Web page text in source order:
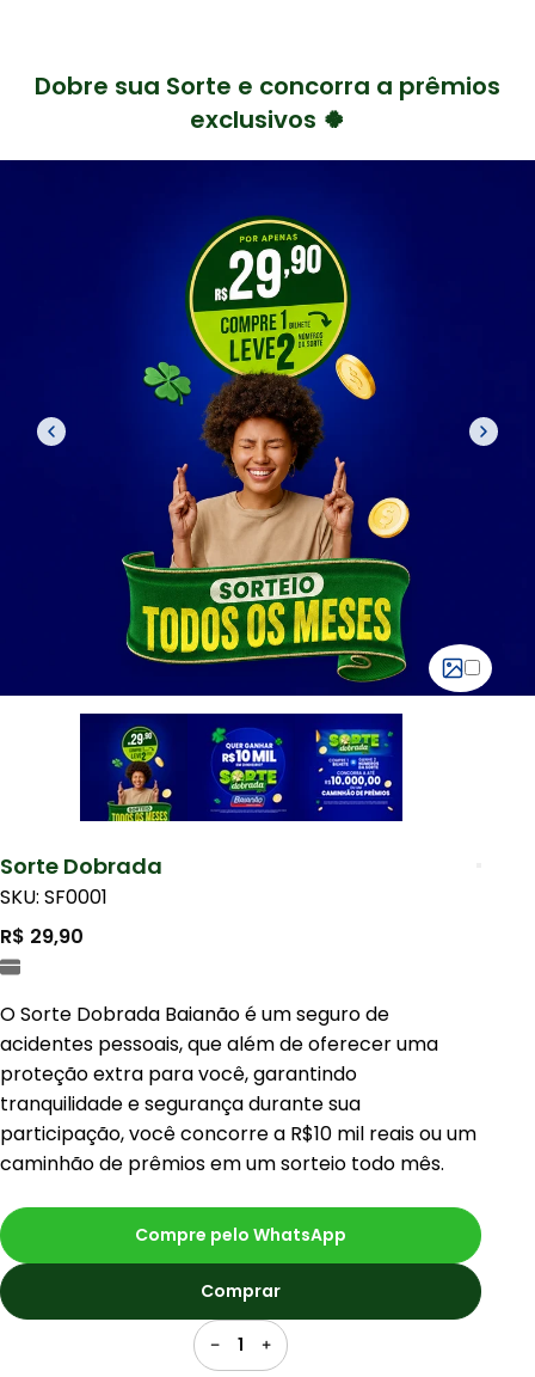
Dobre sua Sorte e concorra a prêmios
exclusivos 🍀
Sorte Dobrada
SKU: SF0001
R$ 29,90
O Sorte Dobrada Baianão é um seguro de
acidentes pessoais, que além de oferecer uma
proteção extra para você, garantindo
tranquilidade e segurança durante sua
participação, você concorre a R$10 mil reais ou um
caminhão de prêmios em um sorteio todo mês.
1
Comprar
Compre pelo WhatsApp